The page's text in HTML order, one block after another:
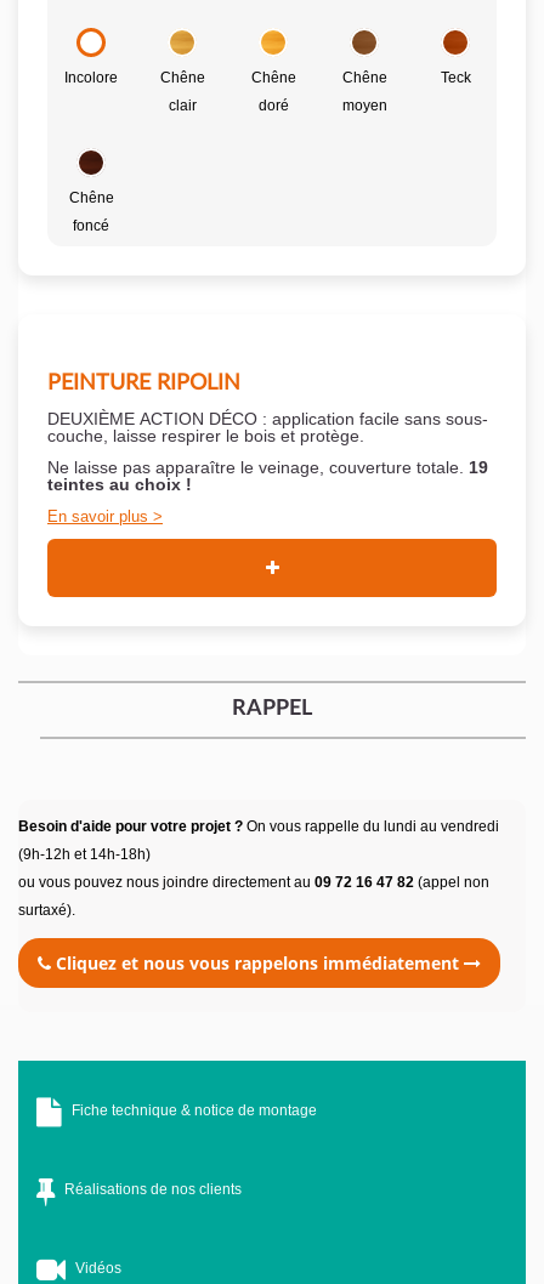
Incolore
Chêne
clair
Chêne
doré
Chêne
moyen
Teck
Chêne
foncé
PEINTURE RIPOLIN
DEUXIÈME ACTION DÉCO : application facile sans sous-
couche, laisse respirer le bois et protège.
Ne laisse pas apparaître le veinage, couverture totale. 19
teintes au choix !
En savoir plus
RAPPEL
Besoin d'aide pour votre projet ? On vous rappelle du lundi au vendredi
(9h-12h et 14h-18h)
ou vous pouvez nous joindre directement au 09 72 16 47 82 (appel non
surtaxé).
Cliquez et nous vous rappelons immédiatement
Fiche technique & notice de montage
Réalisations de nos clients
Vidéos